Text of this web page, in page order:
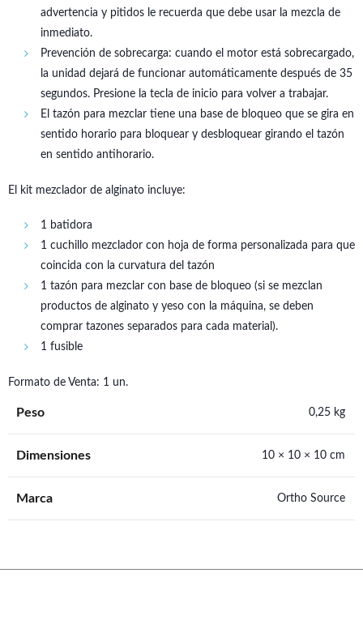
advertencia y pitidos le recuerda que debe usar la mezcla de
inmediato.
Prevención de sobrecarga: cuando el motor está sobrecargado,
la unidad dejará de funcionar automáticamente después de 35
segundos. Presione la tecla de inicio para volver a trabajar.
El tazón para mezclar tiene una base de bloqueo que se gira en
sentido horario para bloquear y desbloquear girando el tazón
en sentido antihorario.
El kit mezclador de alginato incluye:
1 batidora
1 cuchillo mezclador con hoja de forma personalizada para que
coincida con la curvatura del tazón
1 tazón para mezclar con base de bloqueo (si se mezclan
productos de alginato y yeso con la máquina, se deben
comprar tazones separados para cada material).
1 fusible
Formato de Venta: 1 un.
Peso 0,25 kg
Dimensiones 10 × 10 × 10 cm
Marca Ortho Source